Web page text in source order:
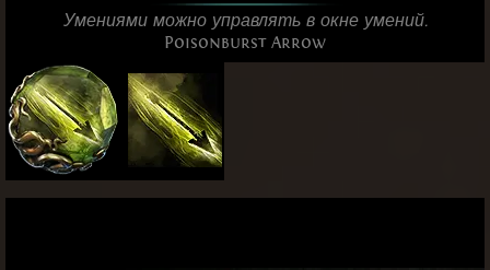
Умениями можно управлять в окне умений.
Poisonburst Arrow